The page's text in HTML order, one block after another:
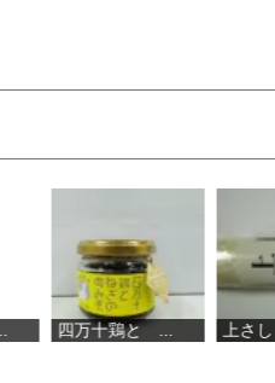
十鶏と ... 上さし